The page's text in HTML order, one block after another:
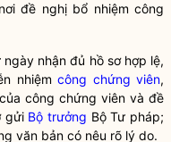
đề nghị bổ nhiệm công
nhận đủ hồ sơ hợp lệ,
nhiệm công chứng viên,
của công chứng viên và đề
gửi Bộ trưởng Bộ Tư pháp;
văn bản có nêu rõ lý do.